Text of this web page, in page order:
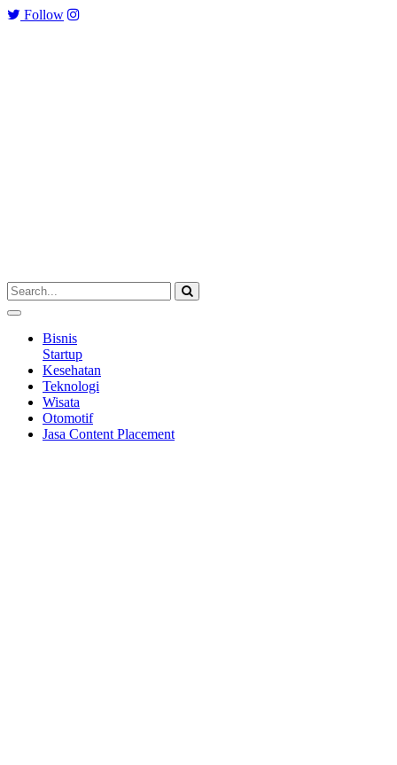
Follow
Bisnis
Startup
Kesehatan
Teknologi
Wisata
Otomotif
Jasa Content Placement